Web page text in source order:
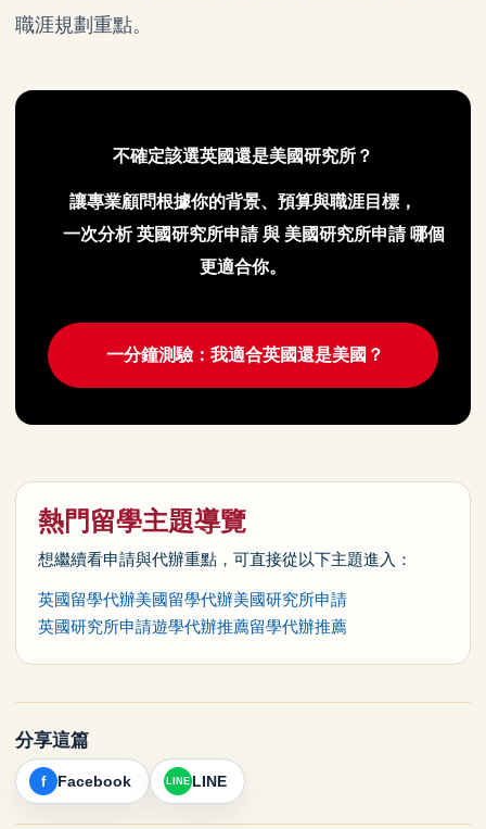
職涯規劃重點。
不確定該選英國還是美國研究所？
讓專業顧問根據你的背景、預算與職涯目標，
一次分析英國研究所申請與 美國研究所申請哪個
更適合你。
一分鐘測驗：我適合英國還是美國？
熱門留學主題導覽
想繼續看申請與代辦重點，可直接從以下主題進入：
英國留學代辦美國留學代辦美國研究所申請
英國研究所申請遊學代辦推薦留學代辦推薦
分享這篇
Facebook LINE